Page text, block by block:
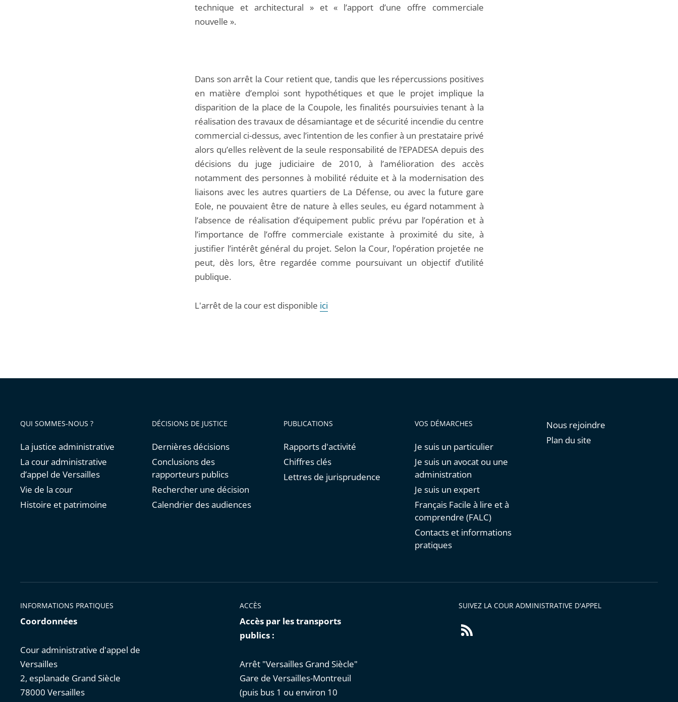
technique et architectural » et « l’apport d’une offre commerciale
nouvelle ».
Dans son arrêt la Cour retient que, tandis que les répercussions positives
en matière d’emploi sont hypothétiques et que le projet implique la
disparition de la place de la Coupole, les finalités poursuivies tenant à la
réalisation des travaux de désamiantage et de sécurité incendie du centre
commercial ci-dessus, avec l’intention de les confier à un prestataire privé
alors qu’elles relèvent de la seule responsabilité de l’EPADESA depuis des
décisions du juge judiciaire de 2010, à l’amélioration des accès
notamment des personnes à mobilité réduite et à la modernisation des
liaisons avec les autres quartiers de La Défense, ou avec la future gare
Eole, ne pouvaient être de nature à elles seules, eu égard notamment à
l’absence de réalisation d’équipement public prévu par l’opération et à
l’importance de l’offre commerciale existante à proximité du site, à
justifier l’intérêt général du projet. Selon la Cour, l’opération projetée ne
peut, dès lors, être regardée comme poursuivant un objectif d’utilité
publique.
L'arrêt de la cour est disponible ici
QUI SOMMES-NOUS ?
La justice administrative
La cour administrative
d’appel de Versailles
Vie de la cour
Histoire et patrimoine
DÉCISIONS DE JUSTICE
Dernières décisions
Conclusions des
rapporteurs publics
Rechercher une décision
Calendrier des audiences
PUBLICATIONS
Rapports d'activité
Chiffres clés
Lettres de jurisprudence
VOS DÉMARCHES
Je suis un particulier
Je suis un avocat ou une
administration
Je suis un expert
Français Facile à lire et à
comprendre (FALC)
Contacts et informations
pratiques
Nous rejoindre
Plan du site
INFORMATIONS PRATIQUES
Coordonnées
Cour administrative d'appel de
Versailles
2, esplanade Grand Siècle
78000 Versailles
ACCÈS
Accès par les transports
publics :
Arrêt "Versailles Grand Siècle"
Gare de Versailles-Montreuil
(puis bus 1 ou environ 10
SUIVEZ LA COUR ADMINISTRATIVE D'APPEL
Flux
RSS